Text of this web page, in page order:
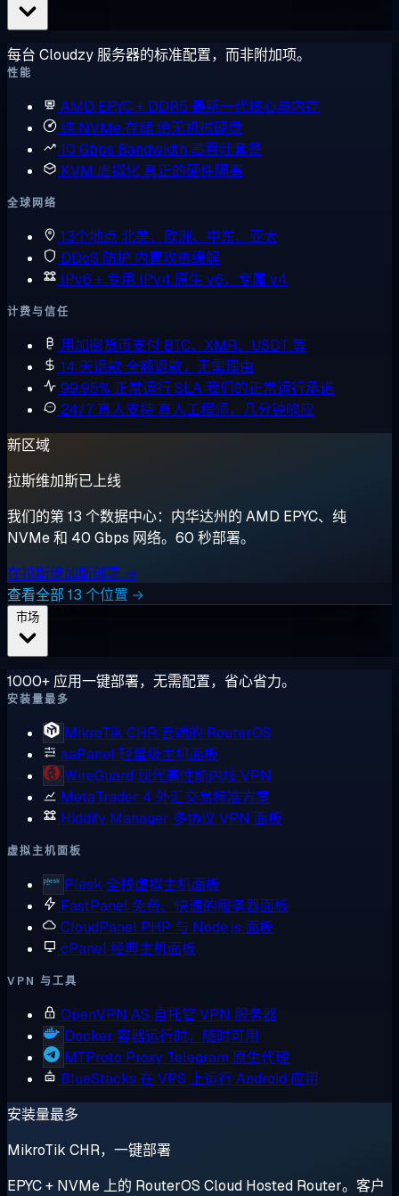
每台 Cloudzy 服务器的标准配置，而非附加项。
性能
AMD EPYC + DDR5 最新一代核心与内存
纯 NVMe 存储绝无机械硬盘
10 Gbps Bandwidth 高吞吐套餐
KVM 虚拟化 真正的硬件隔离
全球网络
13个地点 北美、欧洲、中东、亚太
DDoS 防护 内置攻击缓解
IPv6 + 专用 IPv4 原生 v6，专属 v4
计费与信任
用加密货币支付 BTC、XMR、USDT 等
14 天退款全额退款，无需理由
99.95% 正常运行 SLA我们的正常运行承诺
24/7 真人支持 真人工程师，几分钟响应
新区域
拉斯维加斯已上线
我们的第 13 个数据中心：内华达州的 AMD EPYC、纯
NVMe 和 40 Gbps 网络。60 秒部署。
在拉斯维加斯部署 →
查看全部 13 个位置 →
1000+ 应用一键部署，无需配置，省心省力。
安装量最多
MikroTik CHR 云端的 RouterOS
aaPanel轻量级主机面板
WireGuard 现代高性能内核 VPN
MetaTrader 4 外汇交易标准方案
Hiddify Manager 多协议 VPN 面板
虚拟主机面板
Plesk 全栈虚拟主机面板
FastPanel 免费、快速的服务器面板
CloudPanel PHP 与 Node.js 面板
cPanel经典主机面板
VPN 与工具
OpenVPN AS 自托管 VPN 服务器
Docker 容器运行时，随时可用
MTProto Proxy Telegram 原生代理
BlueStacks 在 VPS 上运行 Android 应用
安装量最多
MikroTik CHR，一键部署
EPYC + NVMe 上的 RouterOS Cloud Hosted Router。客户